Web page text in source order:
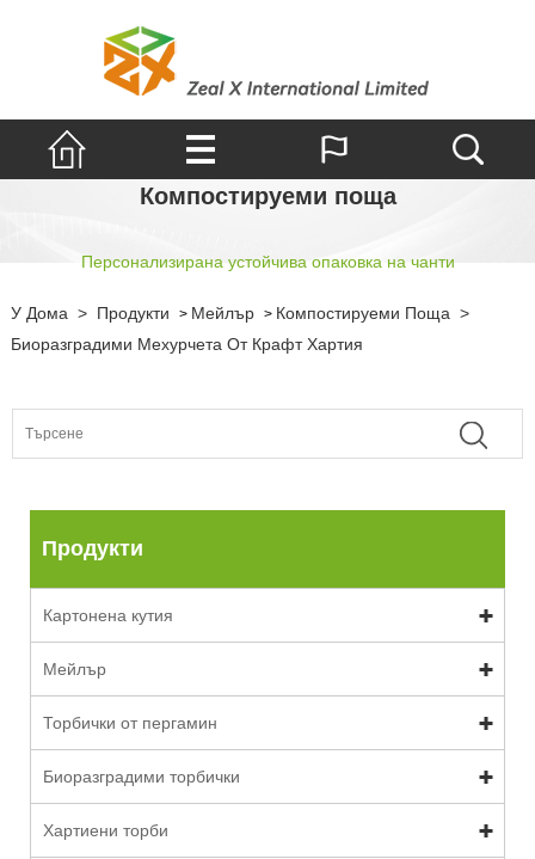
Компостируеми поща
Персонализирана устойчива опаковка на чанти
У Дома > Продукти > Мейлър > Компостируеми Поща >
Биоразградими Мехурчета От Крафт Хартия
Продукти
Картонена кутия
Мейлър
Торбички от пергамин
Биоразградими торбички
Хартиени торби